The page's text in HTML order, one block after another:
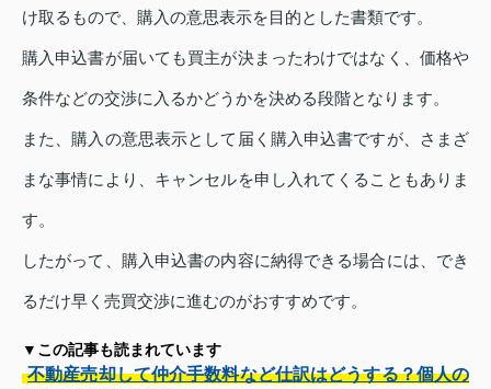
け取るもので、購入の意思表示を目的とした書類です。
購入申込書が届いても買主が決まったわけではなく、価格や
条件などの交渉に入るかどうかを決める段階となります。
また、購入の意思表示として届く購入申込書ですが、さまざ
まな事情により、キャンセルを申し入れてくることもありま
す。
したがって、購入申込書の内容に納得できる場合には、でき
るだけ早く売買交渉に進むのがおすすめです。
▼この記事も読まれています
不動産売却して仲介手数料など仕訳はどうする？個人の